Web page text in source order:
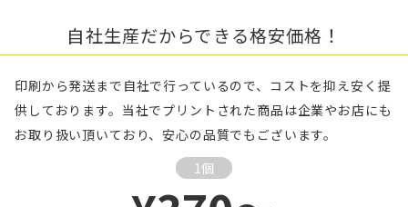
自社生産だからできる格安価格！
印刷から発送まで自社で行っているので、コストを抑え安く提
供しております。当社でプリントされた商品は企業やお店にも
お取り扱い頂いており、安心の品質でもございます。
1個